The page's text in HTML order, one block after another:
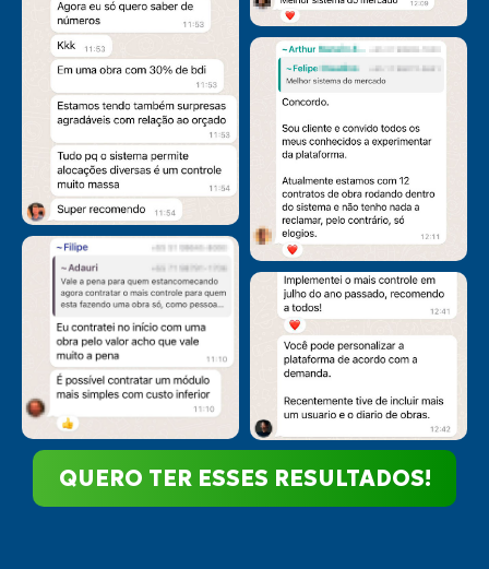
QUERO TER ESSES RESULTADOS!